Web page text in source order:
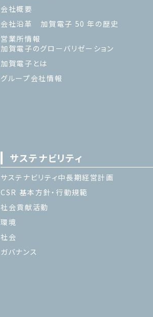
会社概要
会社沿革 加賀電子 50 年の歴史
営業所情報
加賀電子のグローバリゼーション
加賀電子とは
グループ会社情報
サステナビリティ
サステナビリティ中長期経営計画
CSR 基本方針・行動規範
社会貢献活動
環境
社会
ガバナンス